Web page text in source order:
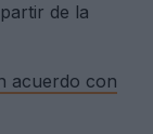
de la
acuerdo con